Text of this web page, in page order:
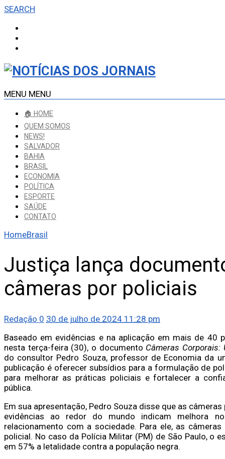
SEARCH
MENU MENU
🏠 HOME
QUEM SOMOS
NEWS!
SALVADOR
BAHIA
BRASIL
ECONOMIA
POLÍTICA
ESPORTE
SAÚDE
CONTATO
HomeBrasil
Justiça lança
câmeras por policiais
Redação 0 30 de julho de 2024 11:28 pm
Baseado em evidências e na aplicação em mais de 40
nesta terça-feira (30), o documento Câmeras
do consultor Pedro Souza, professor de Economia da
publicação é oferecer subsídios para a formulação de
para melhorar as práticas policiais e fortalecer a
pública.
Em sua apresentação, Pedro Souza disse que as
evidências ao redor do mundo indicam melhora
relacionamento com a sociedade. Para ele, as
policial. No caso da Polícia Militar (PM) de São Paulo, o
em 57% a letalidade contra a população negra.